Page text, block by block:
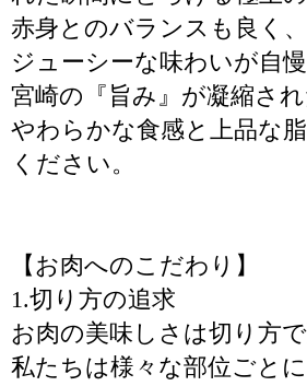
赤身とのバランスも良く、
ジューシーな味わいが自慢
宮崎の『旨み』が凝縮され
やわらかな食感と上品な
ください。
【お肉へのこだわり】
1.切り方の追求
お肉の美味しさは切り方で
私たちは様々な部位ごと